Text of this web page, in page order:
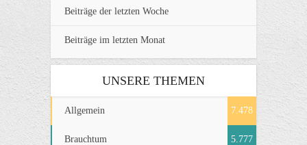
Beiträge der letzten Woche
Beiträge im letzten Monat
UNSERE THEMEN
Allgemein 7.478
Brauchtum 5.777